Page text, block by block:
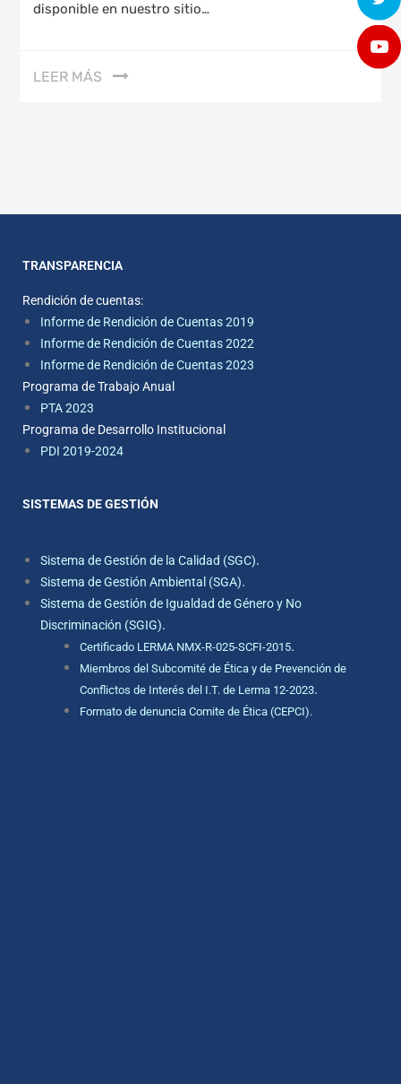
disponible en nuestro sitio…
LEER MÁS
TRANSPARENCIA
Rendición de cuentas:
Informe de Rendición de Cuentas 2019
Informe de Rendición de Cuentas 2022
Informe de Rendición de Cuentas 2023
Programa de Trabajo Anual
PTA 2023
Programa de Desarrollo Institucional
PDI 2019-2024
SISTEMAS DE GESTIÓN
Sistema de Gestión de la Calidad (SGC).
Sistema de Gestión Ambiental (SGA).
Sistema de Gestión de Igualdad de Género y No
Discriminación (SGIG).
Certificado LERMA NMX-R-025-SCFI-2015.
Miembros del Subcomité de Ética y de Prevención de
Conflictos de Interés del I.T. de Lerma 12-2023.
Formato de denuncia Comite de Ética (CEPCI).